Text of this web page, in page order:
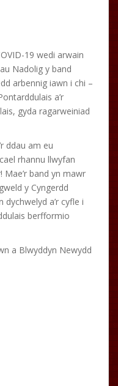
19 wedi arwain
Nadolig y band
arbennig iawn i chi –
a’r
gyda ragarweiniad
ddau am eu
rhannu llwyfan
band yn mawr
y Cyngerdd
a’r cyfle i
berfformio
a Blwyddyn Newydd